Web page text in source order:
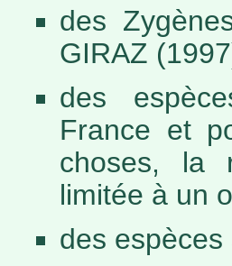
des
GIRAZ
des
France et
choses, la
limitée à un
des